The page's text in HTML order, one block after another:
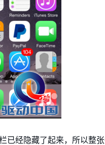
已经隐藏了起来，所以整